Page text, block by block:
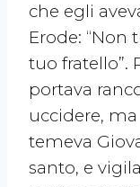
che egli
Erode: “Non
tuo fratello”.
portava
uccidere,
temeva
santo, e